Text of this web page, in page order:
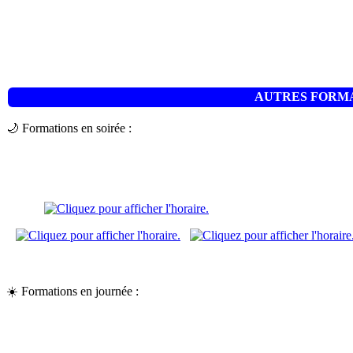
AUTRES
🌙 Formations en soirée :
☀️ Formations en journée :